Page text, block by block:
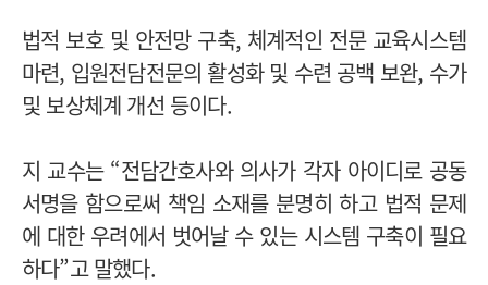
법적 보호 및 안전망 구축, 체계적인 전문 교육시스템
마련, 입원전담전문의 활성화 및 수련 공백 보완, 수가
및 보상체계 개선 등이다.
지 교수는 “전담간호사와 의사가 각자 아이디로 공동
서명을 함으로써 책임 소재를 분명히 하고 법적 문제
에 대한 우려에서 벗어날 수 있는 시스템 구축이 필요
하다”고 말했다.